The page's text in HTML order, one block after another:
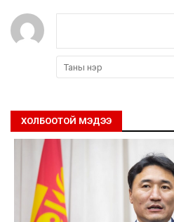
ХОЛБООТОЙ МЭДЭЭ